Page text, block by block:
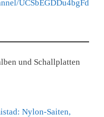
UCSbEGDDu4bgFd
und Schallplatten
Nylon-Saiten,